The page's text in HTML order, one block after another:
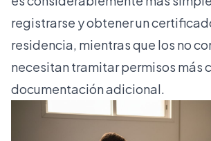
registrarse y obtener un
residencia, mientras que los no
necesitan tramitar permisos más
documentación adicional.